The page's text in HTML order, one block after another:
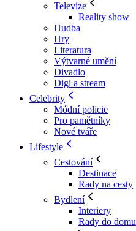
Televize
Reality show
Hudba
Hry
Literatura
Výtvarné umění
Divadlo
Digi a stream
Celebrity
Módní policie
Pro pamětníky
Nové tváře
Lifestyle
Cestování
Destinace
Rady na cesty
Bydlení
Interiery
Rady do domu